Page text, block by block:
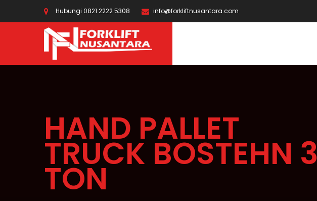
Hubungi 0821 2222 5308 info@forkliftnusantara.com
HAND PALLET
TRUCK BOSTEHN 3
TON